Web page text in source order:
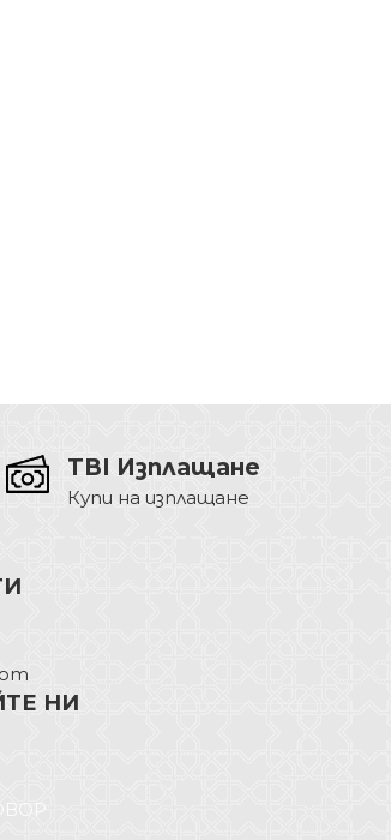
TBI Изплащане
Купи на изплащане
НИ